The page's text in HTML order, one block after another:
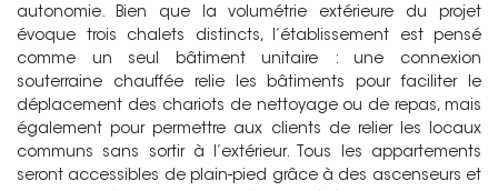
autonomie. Bien que la volumétrie extérieure du projet
évoque trois chalets distincts, l’établissement est pensé
comme un seul bâtiment unitaire : une connexion
souterraine chauffée relie les bâtiments pour faciliter le
déplacement des chariots de nettoyage ou de repas, mais
également pour permettre aux clients de relier les locaux
communs sans sortir à l’extérieur. Tous les appartements
seront accessibles de plain-pied grâce à des ascenseurs et